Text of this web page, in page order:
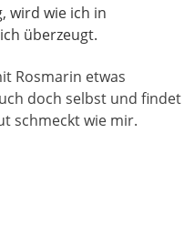
wird wie ich in
überzeugt.
Rosmarin etwas
doch selbst und findet
schmeckt wie mir.